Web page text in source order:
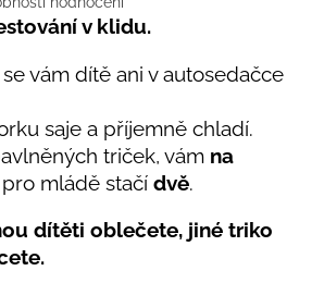
v klidu.
vám dítě ani v autosedačce
saje a příjemně chladí.
triček, vám na
pro mládě stačí dvě.
dítěti oblečete, jiné triko